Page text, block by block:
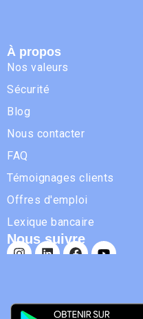
À propos
Nos valeurs
Sécurité
Blog
Nous contacter
FAQ
Témoignages clients
Offres d'emploi
Lexique bancaire
Nous suivre